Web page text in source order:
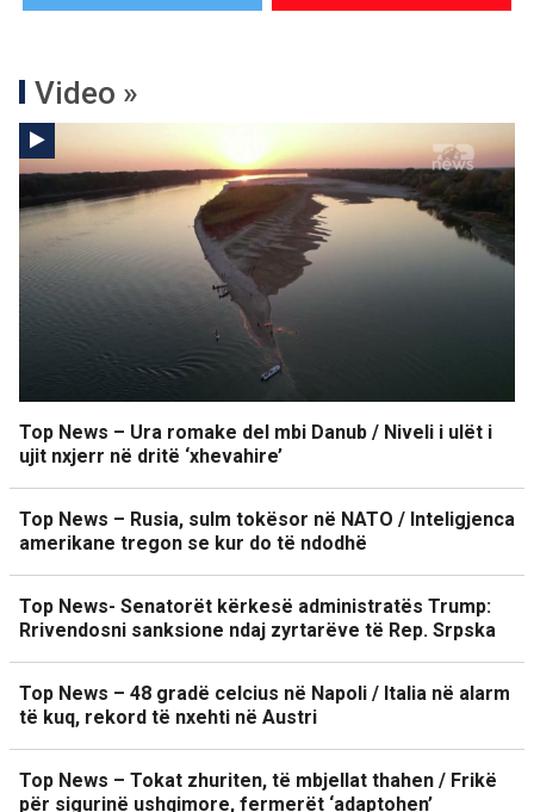
Video »
Top News – Ura romake del mbi Danub / Niveli i ulët i
ujit nxjerr në dritë ‘xhevahire’
Top News – Rusia, sulm tokësor në NATO / Inteligjenca
amerikane tregon se kur do të ndodhë
Top News- Senatorët kërkesë administratës Trump:
Rrivendosni sanksione ndaj zyrtarëve të Rep. Srpska
Top News – 48 gradë celcius në Napoli / Italia në alarm
të kuq, rekord të nxehti në Austri
Top News – Tokat zhuriten, të mbjellat thahen / Frikë
për sigurinë ushqimore, fermerët ‘adaptohen’